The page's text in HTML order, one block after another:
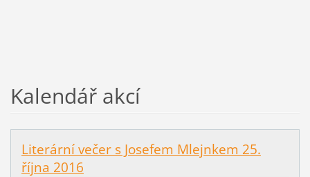
Kalendář akcí
Literární večer s Josefem Mlejnkem 25.
října 2016